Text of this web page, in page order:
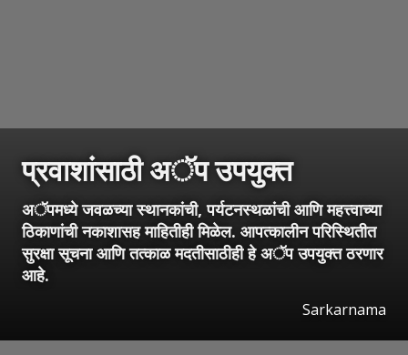
प्रवाशांसाठी अॅप उपयुक्त
अॅपमध्ये जवळच्या स्थानकांची, पर्यटनस्थळांची आणि महत्त्वाच्या
ठिकाणांची नकाशासह माहितीही मिळेल. आपत्कालीन परिस्थितीत
सुरक्षा सूचना आणि तत्काळ मदतीसाठीही हे अॅप उपयुक्त ठरणार
आहे.
Sarkarnama